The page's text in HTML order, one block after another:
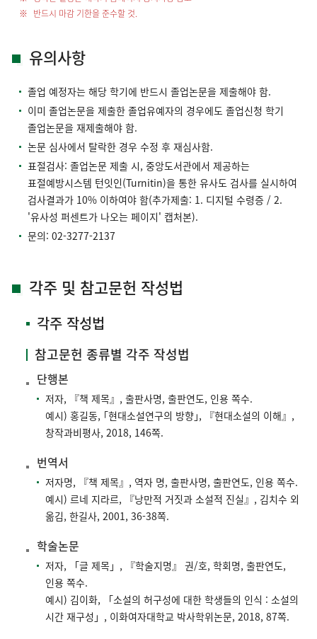
반드시 마감 기한을 준수할 것.
유의사항
졸업 예정자는 해당 학기에 반드시 졸업논문을 제출해야 함.
이미 졸업논문을 제출한 졸업유예자의 경우에도 졸업신청 학기
졸업논문을 재제출해야 함.
논문 심사에서 탈락한 경우 수정 후 재심사함.
표절검사: 졸업논문 제출 시, 중앙도서관에서 제공하는
표절예방시스템 턴잇인(Turnitin)을 통한 유사도 검사를 실시하여
검사결과가 10% 이하여야 함(추가제출: 1. 디지털 수령증 / 2.
'유사성 퍼센트가 나오는 페이지' 캡처본).
문의: 02-3277-2137
각주 및 참고문헌 작성법
각주 작성법
참고문헌 종류별 각주 작성법
단행본
저자, 『책 제목』, 출판사명, 출판연도, 인용 쪽수.
예시) 홍길동, ｢현대소설연구의 방향｣, 『현대소설의 이해』,
창작과비평사, 2018, 146쪽.
번역서
저자명, 『책 제목』, 역자 명, 출판사명, 출판연도, 인용 쪽수.
예시) 르네 지라르, 『낭만적 거짓과 소설적 진실』, 김치수 외
옮김, 한길사, 2001, 36-38쪽.
학술논문
저자, 「글 제목」, 『학술지명』 권/호, 학회명, 출판연도,
인용 쪽수.
예시) 김이화, 「소설의 허구성에 대한 학생들의 인식 : 소설의
시간 재구성」, 이화여자대학교 박사학위논문, 2018, 87쪽.